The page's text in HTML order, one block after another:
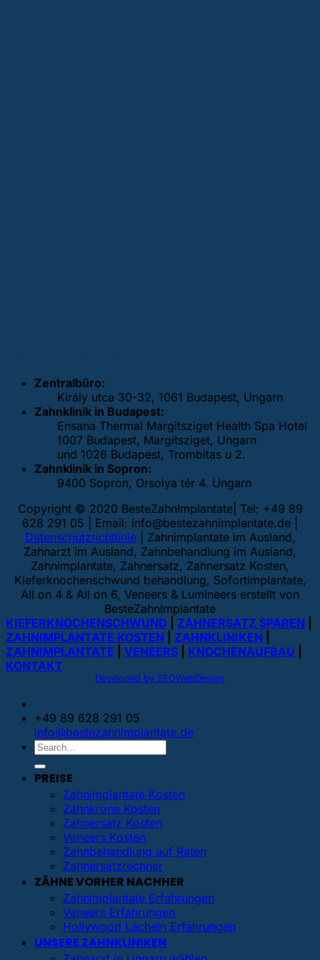
Zentralbüro:
Király utca 30-32, 1061 Budapest, Ungarn
Zahnklinik in Budapest:
Ensana Thermal Margitsziget Health Spa Hotel
1007 Budapest, Margitsziget, Ungarn
und 1026 Budapest, Trombitas u 2.
Zahnklinik in Sopron:
9400 Sopron, Orsolya tér 4. Ungarn
Copyright © 2020 BesteZahnImplantate| Tel: +49 89
628 291 05 | Email: info@bestezahnimplantate.de
Datenschutzrichtlinie| Zahnimplantate im Ausland,
Zahnarzt im Ausland, Zahnbehandlung im Ausland,
Zahnimplantate, Zahnersatz, Zahnersatz Kosten,
Kieferknochenschwund behandlung, Sofortimplantate,
All on 4 & All on 6, Veneers & Lumineers erstellt von
BesteZahnImplantate
KIEFERKNOCHENSCHWUND
ZAHNERSATZ SPAREN
ZAHNIMPLANTATE KOSTEN
ZAHNKLINIKEN
ZAHNIMPLANTATE
VENEERS KNOCHENAUFBAU
KONTAKT
Developed by SEOWebDesign
+49 89 628 291 05
info@bestezahnimplantate.de
PREISE
Zahnimplantate Kosten
Zahnkrone Kosten
Zahnersatz Kosten
Veneers Kosten
Zahnbehandlung auf Raten
Zahnersatzrechner
ZÄHNE VORHER NACHHER
Zahnimplantate Erfahrungen
Veneers Erfahrungen
Hollywood Lächeln Erfahrungen
UNSERE ZAHNKLINIKEN